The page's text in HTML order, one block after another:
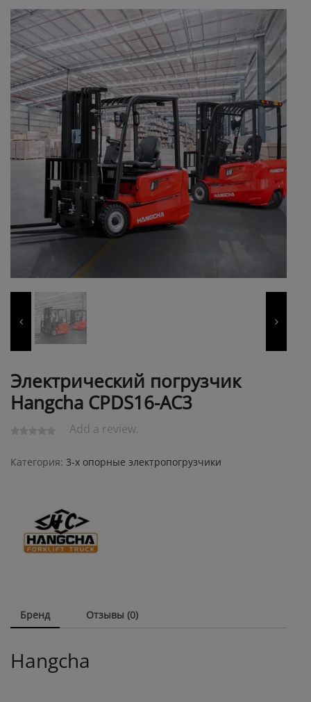
Электрический погрузчик
Hangcha CPDS16-AC3
Add a review.
Категория: 3-х опорные электропогрузчики
Бренд Отзывы (0)
Hangcha